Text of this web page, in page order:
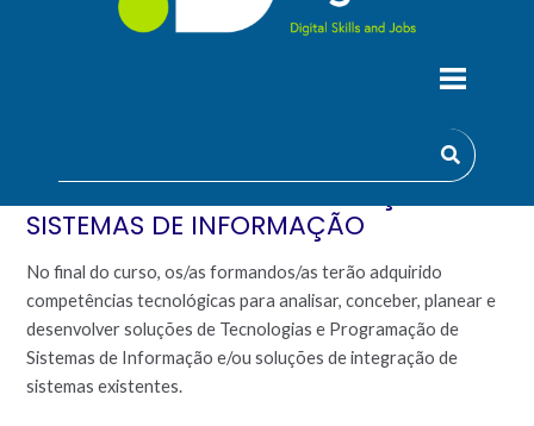
TECNOLOGIAS E PROGRAMAÇÃO DE
SISTEMAS DE INFORMAÇÃO
No final do curso, os/as formandos/as terão adquirido
competências tecnológicas para analisar, conceber, planear e
desenvolver soluções de Tecnologias e Programação de
Sistemas de Informação e/ou soluções de integração de
sistemas existentes.